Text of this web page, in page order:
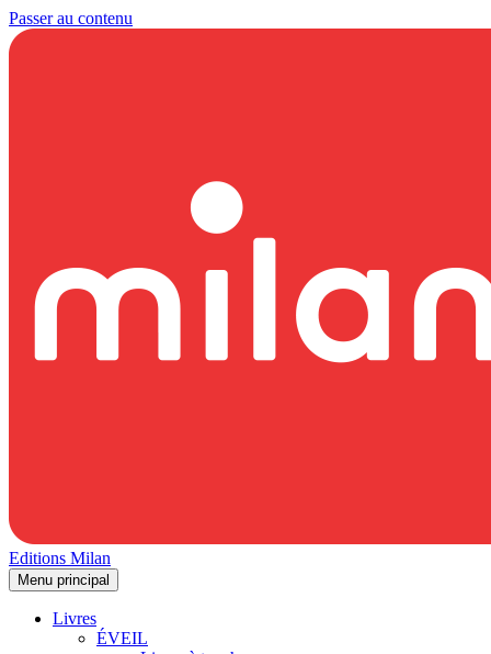
Passer au contenu
Editions Milan
Menu principal
Livres
ÉVEIL